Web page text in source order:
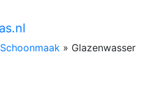
Schoonmaak » Glazenwasser